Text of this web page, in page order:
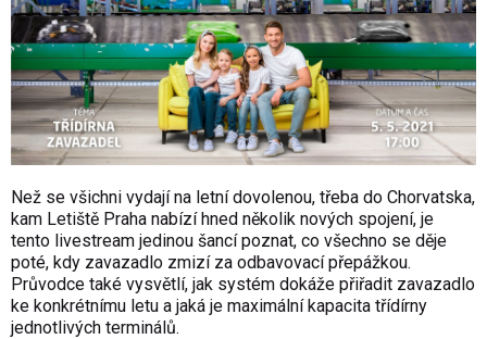
Než se všichni vydají na letní dovolenou, třeba do Chorvatska,
kam Letiště Praha nabízí hned několik nových spojení, je
tento livestream jedinou šancí poznat, co všechno se děje
poté, kdy zavazadlo zmizí za odbavovací přepážkou.
Průvodce také vysvětlí, jak systém dokáže přiřadit zavazadlo
ke konkrétnímu letu a jaká je maximální kapacita třídírny
jednotlivých terminálů.